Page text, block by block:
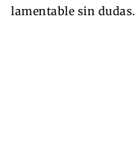
lamentable sin dudas.